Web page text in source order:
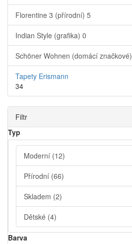
Florentine 3 (přírodní) 5
Indian Style (grafika) 0
Schöner Wohnen (domácí značkové)
Tapety Erismann
34
Filtr
Typ
Moderní (12)
Přírodní (66)
Skladem (2)
Dětské (4)
Barva